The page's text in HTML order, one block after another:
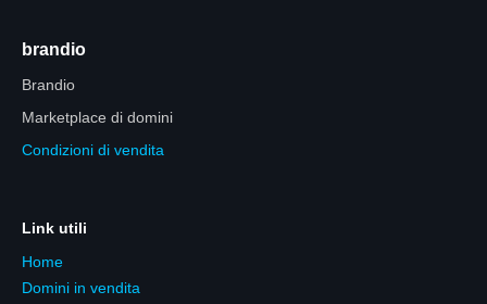
brandio
Brandio
Marketplace di domini
Condizioni di vendita
Link utili
Home
Domini in vendita